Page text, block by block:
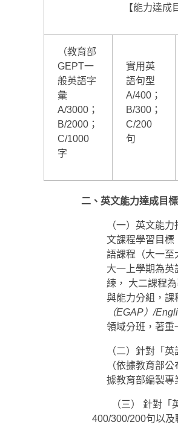
【能力達成
（教育部
GEPT一
般英語字
彙
A/3000；
B/2000；
C/1000
字
實用英
語句型
A/400；
B/300；
C/200
句
二、 英文能力達成目標
（一）英文能
文課程學習目標
語課程（大一至
大一上學期為英
練， 大二課程
與能力分組，課
（EGAP）/
領域分班，著重
（二）針對「
（依據教育部
據教育部編製專
（三） 針對「英
400/300/200句以及